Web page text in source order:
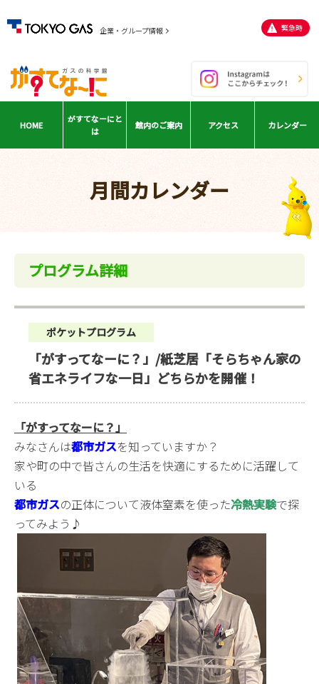
企業・グループ情報 緊急時
HOME
がすてなーにと
は
館内のご案内 アクセス カレンダー
月間カレンダー
プログラム詳細
ポケットプログラム
「がすってなーに？」/紙芝居「そらちゃん家の
省エネライフな一日」どちらかを開催！
「がすってなーに？」
みなさんは都市ガスを知っていますか？
家や町の中で皆さんの生活を快適にするために活躍して
いる
都市ガスの正体について液体窒素を使った冷熱実験で探
ってみよう♪